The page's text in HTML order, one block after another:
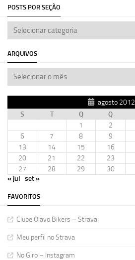
POSTS POR SEÇÃO
ARQUIVOS
agosto 2012
S
T Q Q
1
2
6
7 8 9
13
14 15 16
20
21 22 23
27
28 29 30
« jul set »
FAVORITOS
Clube Olavo Bikers – Strava
Meu perfil no Strava
No Giro – Instagram